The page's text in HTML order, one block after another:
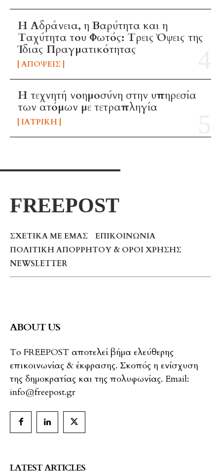
Η Αδράνεια, η Βαρύτητα και η
Ταχύτητα του Φωτός: Τρεις Όψεις της
Ίδιας Πραγματικότητας
ΑΠΌΨΕΙΣ
H τεχνητή νοημοσύνη στην υπηρεσία
των ατόμων με τετραπληγία
ΙΑΤΡΙΚΉ
FREEPOST
ΣΧΕΤΙΚΆ ΜΕ ΕΜΆΣ
ΕΠΙΚΟΙΝΩΝΊΑ
ΠΟΛΙΤΙΚΉ ΑΠΟΡΡΉΤΟΥ & ΌΡΟΙ ΧΡΉΣΗΣ
NEWSLETTER
ABOUT US
To FREEPOST αποτελεί βήμα ελεύθερης
επικοινωνίας & έκφρασης. Σκοπός η ενίσχυση
της δημοκρατίας και της πολυφωνίας. Email:
info@freepost.gr
LATEST ARTICLES